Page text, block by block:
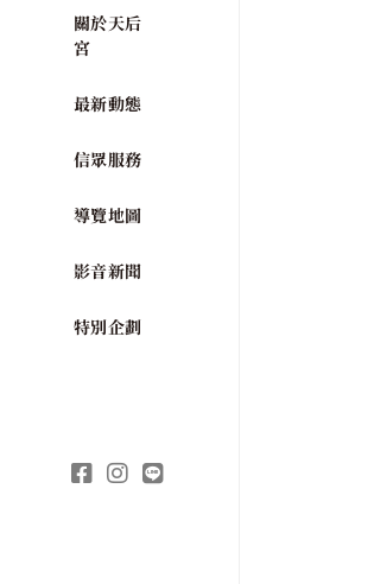
關於天后
宮
最新動態
信眾服務
導覽地圖
影音新聞
特別企劃